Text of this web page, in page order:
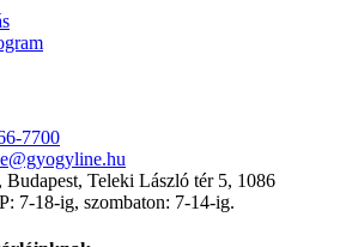
7700
Teleki László tér 5, 1086
7-18-ig, szombaton: 7-14-ig.